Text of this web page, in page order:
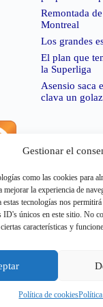
Gestionar el
como las cookies para
mejorar la experiencia de
estas tecnologías nos
ID's únicos en este sitio. No
características y
Política de cookies
Remontada
Montreal
Los grandes
El plan que
la Superliga
Asensio saca
clava un
de RSS:Retrieved
Aviso Legal